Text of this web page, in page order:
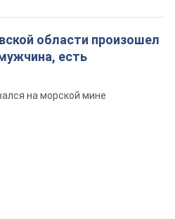
области произошел
есть
на морской мине